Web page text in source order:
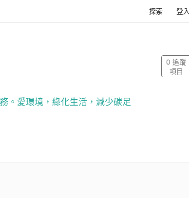
探索 登入
。愛環境，綠化生活，減少碳足
0 追蹤
項目